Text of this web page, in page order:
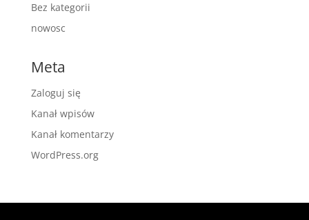
Bez kategorii
nowosc
Meta
Zaloguj się
Kanał wpisów
Kanał komentarzy
WordPress.org